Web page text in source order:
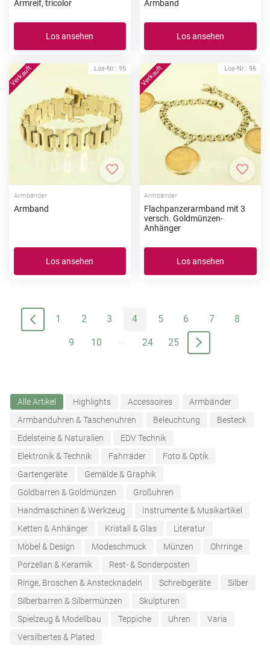
Armreif, tricolor
Los ansehen
Armband
Los ansehen
Los-Nr.: 95
Zur Merkliste hinzufügen
Armbänder
Armband
Los ansehen
Los-Nr.: 96
Zur
Armbänder
Flachpanzerarmband mit 3
versch. Goldmünzen-
Anhänger
Los ansehen
1 2 3 4 5 6 7 8
9 10 24 25
Alle Artikel Highlights Accessoires
Armbänder
Armbanduhren & Taschenuhren
Beleuchtung
Besteck
Edelsteine & Naturalien
EDV Technik
Elektronik & Technik
Fahrräder
Foto & Optik
Gartengeräte
Gemälde & Graphik
Goldbarren & Goldmünzen
Großuhren
Handmaschinen & Werkzeug
Instrumente & Musikartikel
Ketten & Anhänger
Kristall & Glas
Literatur
Möbel & Design
Modeschmuck Münzen
Ohrringe
Porzellan & Keramik
Rest- & Sonderposten
Ringe, Broschen & Anstecknadeln
Schreibgeräte
Silber
Silberbarren & Silbermünzen
Skulpturen
Spielzeug & Modellbau
Teppiche Uhren
Varia
Versilbertes & Plated